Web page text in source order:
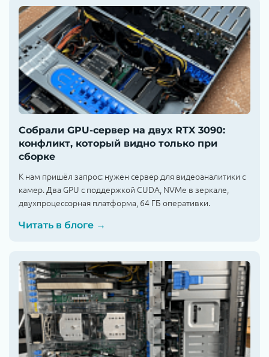
Собрали GPU-сервер на двух RTX 3090:
конфликт, который видно только при
сборке
К нам пришёл запрос: нужен сервер для видеоаналитики с
камер. Два GPU с поддержкой CUDA, NVMe в зеркале,
двухпроцессорная платформа, 64 ГБ оперативки.
Читать в блоге →